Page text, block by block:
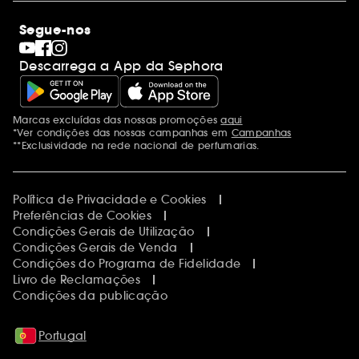
Internacional
Descobrir a Sephora
Código promocional Sephora
Dia dos Namorados
Dia do Pai
Dia da Mãe
Calendários do Advento
Singles' Day
Black Friday
Cyber Monday
Blue Monday
Segue-nos
Descarrega a App da Sephora
Menções adicionais
Marcas excluídas das nossas promoçõesaqui
*Ver condições das nossas campanhas em Campanhas
**Exclusividade na rede nacional de perfumarias.
Política de Privacidade e Cookies
Preferências de Cookies
Condições Gerais de Utilização
Condições Gerais de Venda
Condições do Programa de Fidelidade
Livro de Reclamações
Condições da publicação
Portugal